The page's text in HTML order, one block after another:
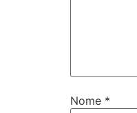
Nome *